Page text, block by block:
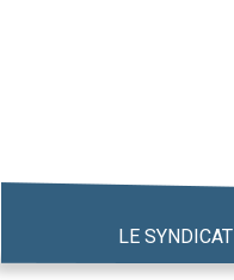
LE SYNDICAT